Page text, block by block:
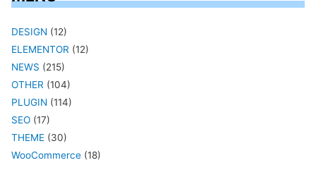
DESIGN (12)
ELEMENTOR (12)
NEWS (215)
OTHER (104)
PLUGIN (114)
SEO (17)
THEME (30)
WooCommerce (18)